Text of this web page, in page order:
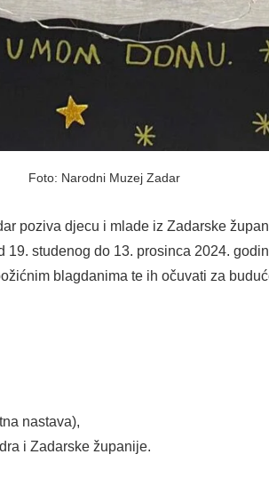
Foto: Narodni Muzej Zadar
poziva djecu i mlade iz Zadarske
19. studenog do 13. prosinca 2024.
blagdanima te ih očuvati za
nastava),
i Zadarske županije.